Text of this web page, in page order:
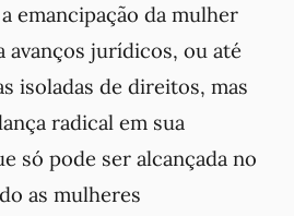
emancipação da mulher
avanços jurídicos, ou até
isoladas de direitos, mas
radical em sua
só pode ser alcançada no
as mulheres